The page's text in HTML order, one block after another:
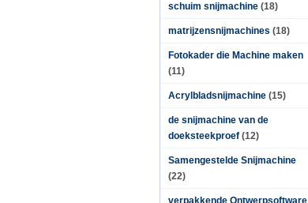
schuim snijmachine (18)
matrijzensnijmachines (18)
Fotokader die Machine maken
(11)
Acrylbladsnijmachine (15)
de snijmachine van de
doeksteekproef (12)
Samengestelde Snijmachine
(22)
verpakkende Ontwerpsoftware